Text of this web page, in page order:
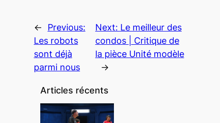
←
Previous:
Les robots
sont déjà
parmi nous
Next: Le meilleur des
condos | Critique de
la pièce Unité modèle
→
Articles récents